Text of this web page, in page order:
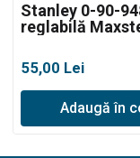
Stanley 0-90-
reglabilă
55,00 Lei
Adaugă în